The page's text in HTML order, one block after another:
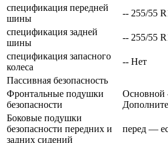
спецификация передней
шины
-- 255/55
спецификация задней
шины
-- 255/55
спецификация запасного
колеса
-- Нет
Пассивная безопасность
Фронтальные подушки
безопасности
Основной
Боковые подушки
безопасности передних и
задних сидений
перед —